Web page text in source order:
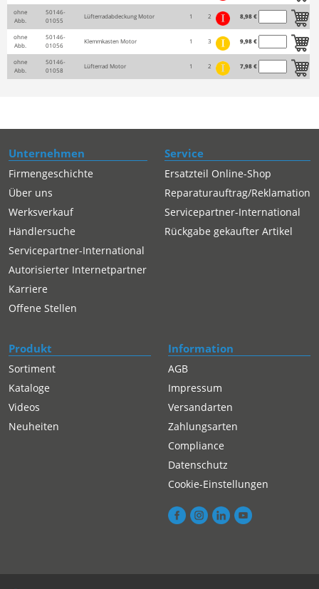
ohne
Abb.
50146-
01055
Lüfterradabdeckung Motor 1 2 8,98 €
ohne
Abb.
50146-
01056
Klemmkasten Motor 1 3 9,98 €
ohne
Abb.
50146-
01058
Lüfterrad Motor 1 2 7,98 €
Unternehmen
Firmengeschichte
Über uns
Werksverkauf
Händlersuche
Servicepartner-International
Autorisierter Internetpartner
Karriere
Offene Stellen
Service
Ersatzteil Online-Shop
Reparaturauftrag/Reklamation
Servicepartner-International
Rückgabe gekaufter Artikel
Produkt
Sortiment
Kataloge
Videos
Neuheiten
Information
AGB
Impressum
Versandarten
Zahlungsarten
Compliance
Datenschutz
Cookie-Einstellungen